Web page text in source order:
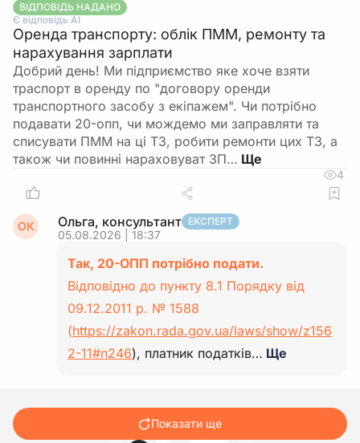
ВІДПОВІДЬ НАДАНО
Є відповідь АІ
Оренда транспорту: облік ПММ, ремонту та
нарахування зарплати
Добрий день! Ми підприємство яке хоче взяти
траспорт в оренду по "договору оренди
транспортного засобу з екіпажем". Чи потрібно
подавати 20-опп, чи мождемо ми заправляти та
списувати ПММ на ці ТЗ, робити ремонти цих ТЗ, а
також чи повинні нараховуват ЗП…
4
ОК Ольга, консультант ЕКСПЕРТ
05.08.2026 | 18:37
Так, 20-ОПП потрібно подати.
Відповідно до пункту 8.1 Порядку від
09.12.2011 р. № 1588
(https://zakon.rada.gov.ua/laws/show/z156
2-11#n246), платник податків… Ще
Показати ще